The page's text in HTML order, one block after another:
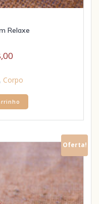
Relaxe
, Corpo
Oferta!